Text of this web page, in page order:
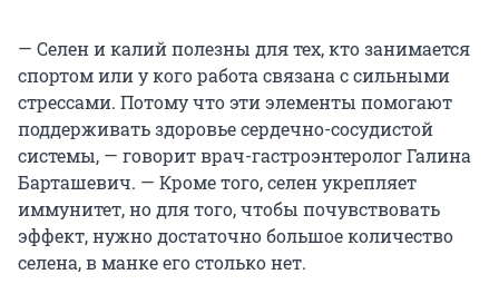
— Селен и калий полезны для тех, кто занимается
спортом или у кого работа связана с сильными
стрессами. Потому что эти элементы помогают
поддерживать здоровье сердечно-сосудистой
системы, — говорит врач-гастроэнтеролог Галина
Барташевич. — Кроме того, селен укрепляет
иммунитет, но для того, чтобы почувствовать
эффект, нужно достаточно большое количество
селена, в манке его столько нет.